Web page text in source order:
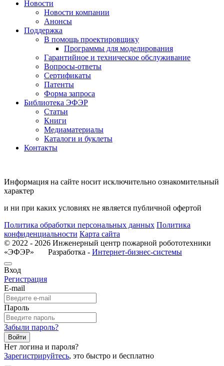
Новости
Новости компании
Анонсы
Поддержка
В помощь проектировщику
Программы для моделирования
Гарантийное и техническое обслуживание
Вопросы-ответы
Сертификаты
Патенты
Форма запроса
Библиотека ЭФЭР
Статьи
Книги
Медиаматериалы
Каталоги и буклеты
Контакты
Информация на сайте носит исключительно ознакомительный
характер
и ни при каких условиях не является публичной офертой
Политика обработки персональных данных Политика
конфиденциальности Карта сайта
© 2022 - 2026 Инженерный центр пожарной робототехники
«ЭФЭР» Разработка - Интернет-бизнес-системы
Вход
Регистрация
E-mail
Пароль
Забыли пароль?
Войти
Нет логина и пароля?
Зарегистрируйтесь, это быстро и бесплатно